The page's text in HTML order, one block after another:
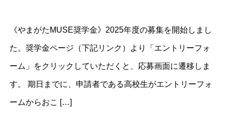
《やまがたMUSE奨学金》2025年度の募集を開始しまし
た。奨学金ページ（下記リンク）より「エントリーフォ
ーム」をクリックしていただくと、応募画面に遷移しま
す。 期日までに、申請者である高校生がエントリーフォ
ームからおこ […]